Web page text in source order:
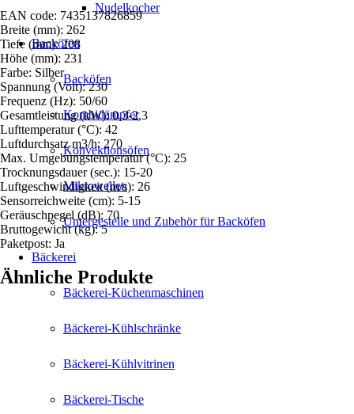
Nudelkocher
Backöfen
Backöfen
Kombidämpfer
Konvektionsöfen
Mikrowellen
Untergestelle und Zubehör für Backöfen
Bäckerei
Bäckerei-Küchenmaschinen
Bäckerei-Kühlschränke
Bäckerei-Kühlvitrinen
Bäckerei-Tische
EAN code: 7435137826859
Breite (mm): 262
Tiefe (mm): 208
Höhe (mm): 231
Farbe: Silber
Spannung (Volt): 230
Frequenz (Hz): 50/60
Gesamtleistung (kW): 0,3-2,3
Lufttemperatur (°C): 42
Luftdurchsatz m3/h: 270
Max. Umgebungstemperatur (°C): 25
Trocknungsdauer (sec.): 15-20
Luftgeschwindigkeit (m/s): 26
Sensorreichweite (cm): 5-15
Geräuschpegel (dB): 70
Bruttogewicht (kg): 5
Paketpost: Ja
Ähnliche Produkte